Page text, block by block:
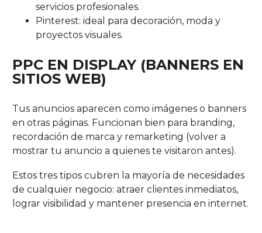
servicios profesionales.
Pinterest: ideal para decoración, moda y
proyectos visuales.
PPC EN DISPLAY (BANNERS EN
SITIOS WEB)
Tus anuncios aparecen como imágenes o banners
en otras páginas. Funcionan bien para branding,
recordación de marca y remarketing (volver a
mostrar tu anuncio a quienes te visitaron antes).
Estos tres tipos cubren la mayoría de necesidades
de cualquier negocio: atraer clientes inmediatos,
lograr visibilidad y mantener presencia en internet.